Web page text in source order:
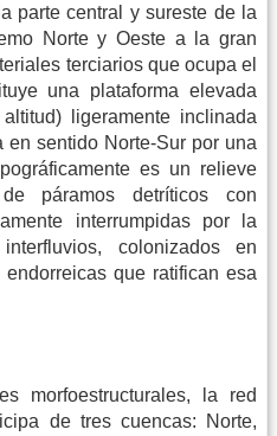
parte central y sureste de la
Norte y Oeste a la gran
terciarios que ocupa el
una plataforma elevada
ligeramente inclinada
sentido Norte-Sur por una
es un relieve
páramos detríticos con
interrumpidas por la
colonizados en
que ratifican esa
morfoestructurales, la red
de tres cuencas: Norte,